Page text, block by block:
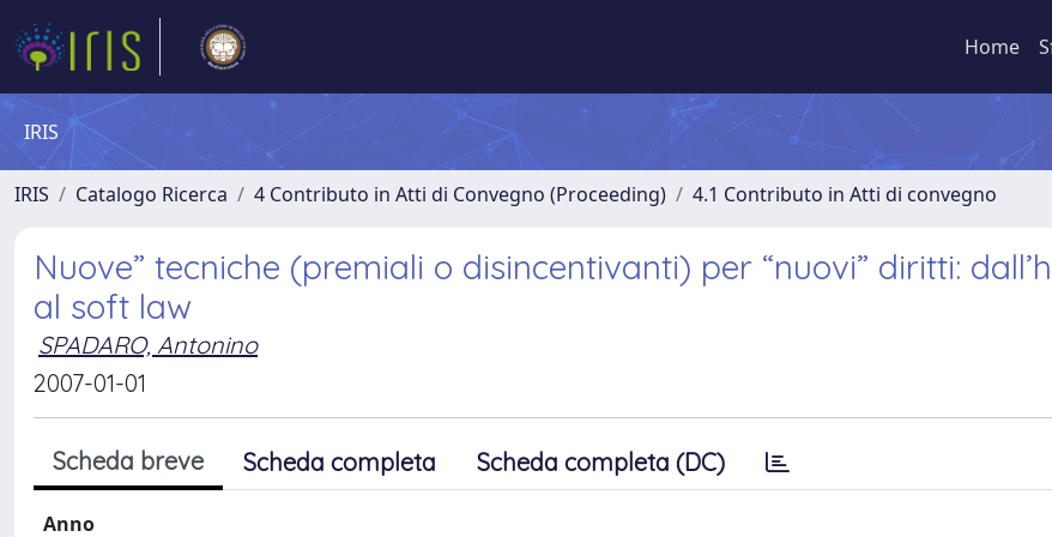
Home
IRIS
IRIS Catalogo Ricerca 4 Contributo in Atti di Convegno (Proceeding) 4.1 Contributo in Atti di convegno
Nuove” tecniche (premiali o disincentivanti) per “nuovi” diritti:
al soft law
SPADARO, Antonino
2007-01-01
Scheda breve Scheda completa Scheda completa (DC)
Anno